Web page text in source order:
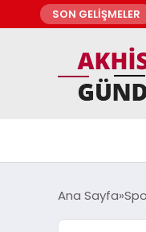
SON GELİŞMELER
Ana Sayfa